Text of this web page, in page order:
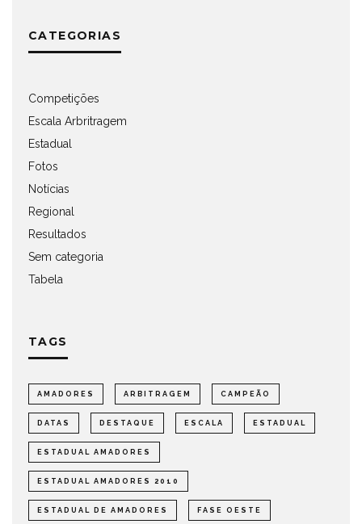
CATEGORIAS
Competições
Escala Arbritragem
Estadual
Fotos
Notícias
Regional
Resultados
Sem categoria
Tabela
TAGS
AMADORES ARBITRAGEM CAMPEÃO
DATAS DESTAQUE ESCALA ESTADUAL
ESTADUAL AMADORES
ESTADUAL AMADORES 2010
ESTADUAL DE AMADORES FASE OESTE